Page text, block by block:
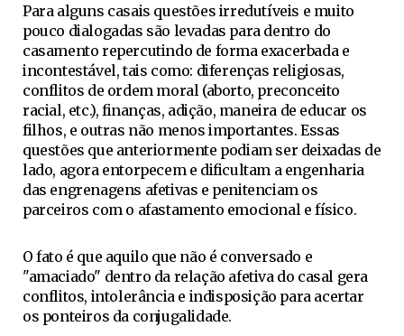
Para alguns casais questões irredutíveis e muito
pouco dialogadas são levadas para dentro do
casamento repercutindo de forma exacerbada e
incontestável, tais como: diferenças religiosas,
conflitos de ordem moral (aborto, preconceito
racial, etc.), finanças, adição, maneira de educar os
filhos, e outras não menos importantes. Essas
questões que anteriormente podiam ser deixadas de
lado, agora entorpecem e dificultam a engenharia
das engrenagens afetivas e penitenciam os
parceiros com o afastamento emocional e físico.
O fato é que aquilo que não é conversado e
"amaciado" dentro da relação afetiva do casal gera
conflitos, intolerância e indisposição para acertar
os ponteiros da conjugalidade.